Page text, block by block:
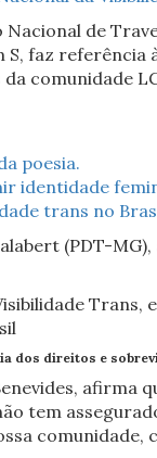
Nacional de
faz
comunidade
poesia.
identidade
trans no
(PDT-
dos direitos e
tem